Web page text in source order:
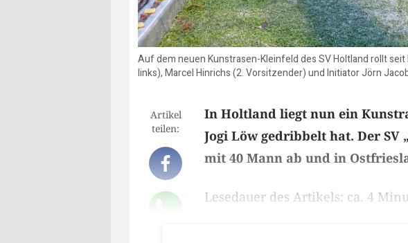
Auf dem neuen Kunstrasen-Kleinfeld des SV Holtland rollt
links), Marcel Hinrichs (2. Vorsitzender) und Initiator Jörn
Artikel
teilen:
In Holtland liegt nun ein
Jogi Löw gedribbelt hat. Der
mit 40 Mann ab und in
Lesedauer des Artikels: ca. 4